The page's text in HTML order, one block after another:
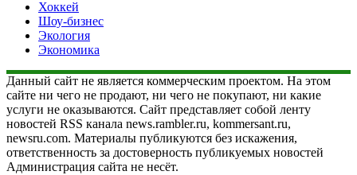
Хоккей
Шоу-бизнес
Экология
Экономика
Данный сайт не является коммерческим проектом. На этом
сайте ни чего не продают, ни чего не покупают, ни какие
услуги не оказываются. Сайт представляет собой ленту
новостей RSS канала news.rambler.ru, kommersant.ru,
newsru.com. Материалы публикуются без искажения,
ответственность за достоверность публикуемых новостей
Администрация сайта не несёт.